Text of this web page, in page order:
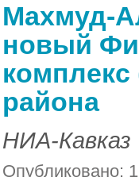
Махмуд-
новый
района
НИА-Кавказ
Опубликовано: